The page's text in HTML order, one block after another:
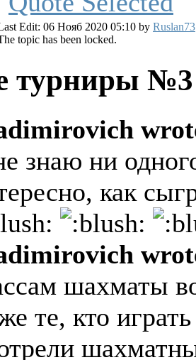
Edit: 06 Нояб 2020 05:10 by Ruslan73
topic has been locked.
турниры
знаю ни
как
шахматы
те, кто